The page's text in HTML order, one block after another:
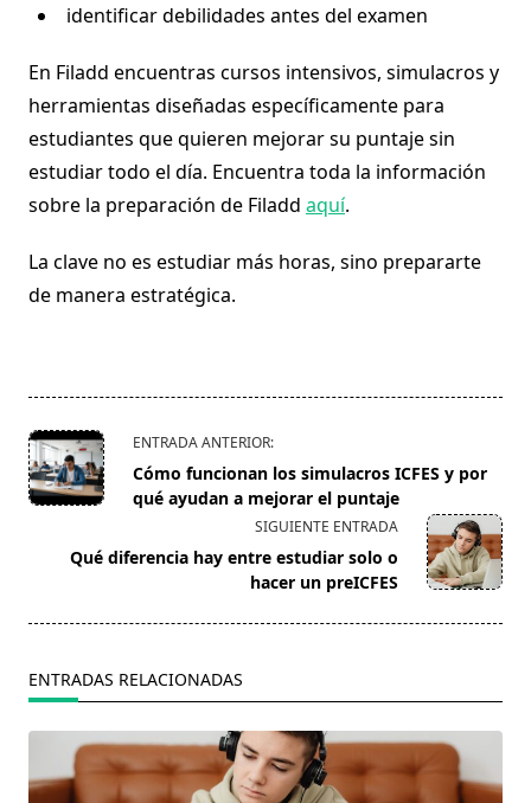
identificar debilidades antes del examen
En Filadd encuentras cursos intensivos, simulacros y
herramientas diseñadas específicamente para
estudiantes que quieren mejorar su puntaje sin
estudiar todo el día. Encuentra toda la información
sobre la preparación de Filadd aquí.
La clave no es estudiar más horas, sino prepararte
de manera estratégica.
<span
class="nav-
subtitle
reader-
ENTRADA ANTERIOR:
Cómo funcionan los simulacros ICFES y por
qué ayudan a mejorar el puntaje
SIGUIENTE ENTRADA
Qué diferencia hay entre estudiar solo o
hacer un preICFES
ENTRADAS RELACIONADAS